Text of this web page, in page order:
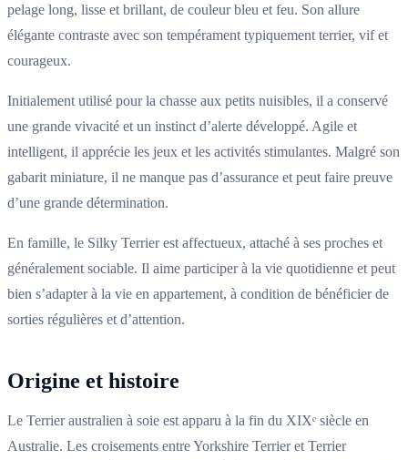
pelage long, lisse et brillant, de couleur bleu et feu. Son allure
élégante contraste avec son tempérament typiquement terrier, vif et
courageux.
Initialement utilisé pour la chasse aux petits nuisibles, il a conservé
une grande vivacité et un instinct d’alerte développé. Agile et
intelligent, il apprécie les jeux et les activités stimulantes. Malgré son
gabarit miniature, il ne manque pas d’assurance et peut faire preuve
d’une grande détermination.
En famille, le Silky Terrier est affectueux, attaché à ses proches et
généralement sociable. Il aime participer à la vie quotidienne et peut
bien s’adapter à la vie en appartement, à condition de bénéficier de
sorties régulières et d’attention.
Origine et histoire
Le Terrier australien à soie est apparu à la fin du XIXᵉ siècle en
Australie. Les croisements entre Yorkshire Terrier et Terrier